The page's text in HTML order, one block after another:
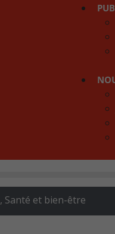
, Santé et bien-être